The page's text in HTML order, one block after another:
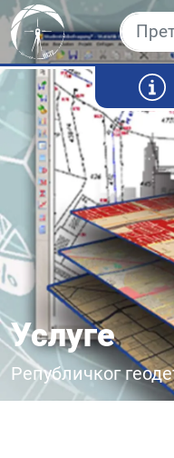
Услуге
Републичког